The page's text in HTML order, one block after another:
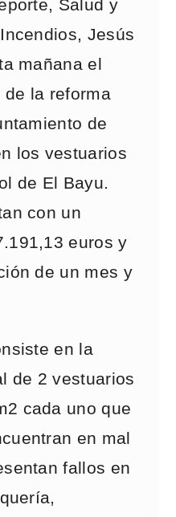
Salud y
Jesús
mañana el
la reforma
de
los vestuarios
de El Bayu.
con un
euros y
de un mes y
en la
de 2 vestuarios
cada uno que
en mal
fallos en